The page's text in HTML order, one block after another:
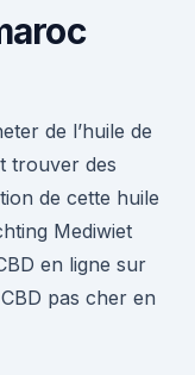
de l’huile de
trouver des
de cette huile
Mediwiet
en ligne sur
pas cher en